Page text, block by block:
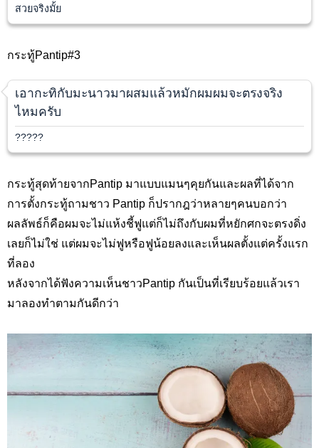
สวยจริงมั้ย
กระทู้Pantip#3
เอากะทิกับมะนาวมาผสมแล้วหมักผมผมจะตรงจริง
ไหมครับ
?????
กระทู้สุดท้ายจากPantip มาแบบแมนๆคุยกันและผลที่ได้จาก
การตั้งกระทู้ถามชาว Pantip ก็ปรากฎว่าหลายๆคนบอกว่า
ผลลัพธ์ก็คือผมจะไม่แห้งชี้ฟูแต่ก็ไม่ถึงกับผมที่หยักศกจะตรงดิ่ง
เลยก็ไม่ใช่ แต่ผมจะไม่ฟูหรือฟูน้อยลงและเห็นผลตั้งแต่ครั้งแรก
ที่ลอง
หลังจากได้ฟังความเห็นชาวPantip กันเป็นที่เรียบร้อยแล้วเรา
มาลองทำตามกันดีกว่า